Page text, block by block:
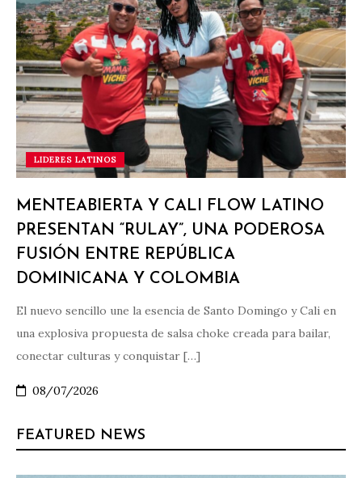
LIDERES LATINOS
MENTEABIERTA Y CALI FLOW LATINO
PRESENTAN “RULAY”, UNA PODEROSA
FUSIÓN ENTRE REPÚBLICA
DOMINICANA Y COLOMBIA
El nuevo sencillo une la esencia de Santo Domingo y Cali en
una explosiva propuesta de salsa choke creada para bailar,
conectar culturas y conquistar […]
08/07/2026
FEATURED NEWS